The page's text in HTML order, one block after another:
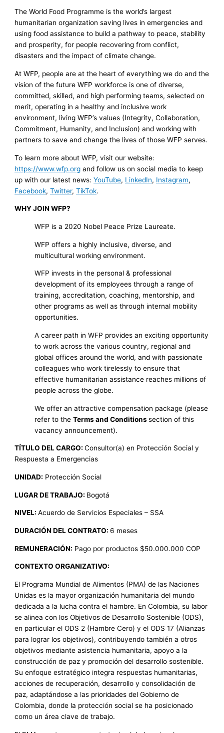
The World Food Programme is the world’s largest
humanitarian organization saving lives in emergencies and
using food assistance to build a pathway to peace, stability
and prosperity, for people recovering from conflict,
disasters and the impact of climate change.
At WFP, people are at the heart of everything we do and the
vision of the future WFP workforce is one of diverse,
committed, skilled, and high performing teams, selected on
merit, operating in a healthy and inclusive work
environment, living WFP’s values (Integrity, Collaboration,
Commitment, Humanity, and Inclusion) and working with
partners to save and change the lives of those WFP serves.
To learn more about WFP, visit our website:
https://www.wfp.org and follow us on social media to keep
up with our latest news:YouTube, LinkedIn, Instagram,
Facebook,Twitter,TikTok.
WHY JOIN WFP?
WFP is a 2020 Nobel Peace Prize Laureate.
WFP offers a highly inclusive, diverse, and
multicultural working environment.
WFP invests in the personal & professional
development of its employees through a range of
training, accreditation, coaching, mentorship, and
other programs as well as through internal mobility
opportunities.
A career path in WFP provides an exciting opportunity
to work across the various country, regional and
global offices around the world, and with passionate
colleagues who work tirelessly to ensure that
effective humanitarian assistance reaches millions of
people across the globe.
We offer an attractive compensation package (please
refer to theTerms and Conditionssection of this
vacancy announcement).
TÍTULO DEL CARGO:Consultor(a) en Protección Social y
Respuesta a Emergencias
UNIDAD: Protección Social
LUGAR DE TRABAJO: Bogotá
NIVEL:Acuerdo de Servicios Especiales – SSA
DURACIÓN DEL CONTRATO:6 meses
REMUNERACIÓN: Pago por productos $50.000.000 COP
CONTEXTO ORGANIZATIVO:
El Programa Mundial de Alimentos (PMA) de las Naciones
Unidas es la mayor organización humanitaria del mundo
dedicada a la lucha contra el hambre. En Colombia, su labor
se alinea con los Objetivos de Desarrollo Sostenible (ODS),
en particular el ODS 2 (Hambre Cero) y el ODS 17 (Alianzas
para lograr los objetivos), contribuyendo también a otros
objetivos mediante asistencia humanitaria, apoyo a la
construcción de paz y promoción del desarrollo sostenible.
Su enfoque estratégico integra respuestas humanitarias,
acciones de recuperación, desarrollo y consolidación de
paz, adaptándose a las prioridades del Gobierno de
Colombia, donde la protección social se ha posicionado
como un área clave de trabajo.